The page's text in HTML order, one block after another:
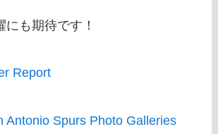
も期待です！
Report
Antonio Spurs Photo Galleries